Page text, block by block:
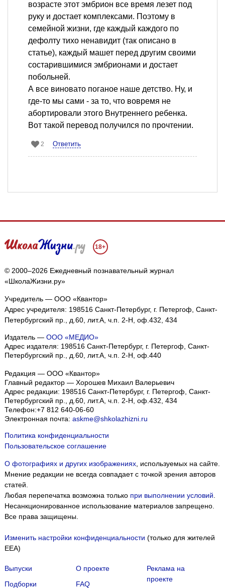
возрасте этот эмбрион все время лезет под
руку и достает комплексами. Поэтому в
семейной жизни, где каждый каждого по
дефолту тихо ненавидит (так описано в
статье), каждый машет перед другим своими
состарившимися эмбрионами и достает
побольней.
А все виновато поганое наше детство. Ну, и
где-то мы сами - за то, что вовремя не
абортировали этого Внутреннего ребенка.
Вот такой перевод получился по прочтении.
2 Ответить
18+
© 2000–2026 Ежедневный познавательный журнал
«ШколаЖизни.ру»
Учредитель — ООО «Квантор»
Адрес учредителя: 198516 Санкт-Петербург, г. Петергоф, Санкт-
Петербургский пр., д.60, лит.А, ч.п. 2-Н, оф.432, 434
Издатель — ООО «МЕДИО»
Адрес издателя: 198516 Санкт-Петербург, г. Петергоф, Санкт-
Петербургский пр., д.60, лит.А, ч.п. 2-Н, оф.440
Редакция — ООО «Квантор»
Главный редактор — Хорошев Михаил Валерьевич
Адрес редакции: 198516 Санкт-Петербург, г. Петергоф Санкт-
Петербургский пр., д.60, лит.А, ч.п. 2-Н, оф.432, 434
Телефон:+7 812 640-06-60
Электронная почта: askme@shkolazhizni.ru
Политика конфиденциальности
Пользовательское соглашение
О фотографиях и других изображениях, используемых на сайте.
Мнение редакции не всегда совпадает с точкой зрения авторов
статей.
Любая перепечатка возможна только при выполнении условий
Несанкционированное использование материалов запрещено.
Все права защищены.
Изменить настройки конфиденциальности (только для жителей
EEA)
Выпуски
Подборки
О проекте
FAQ
Реклама на
проекте